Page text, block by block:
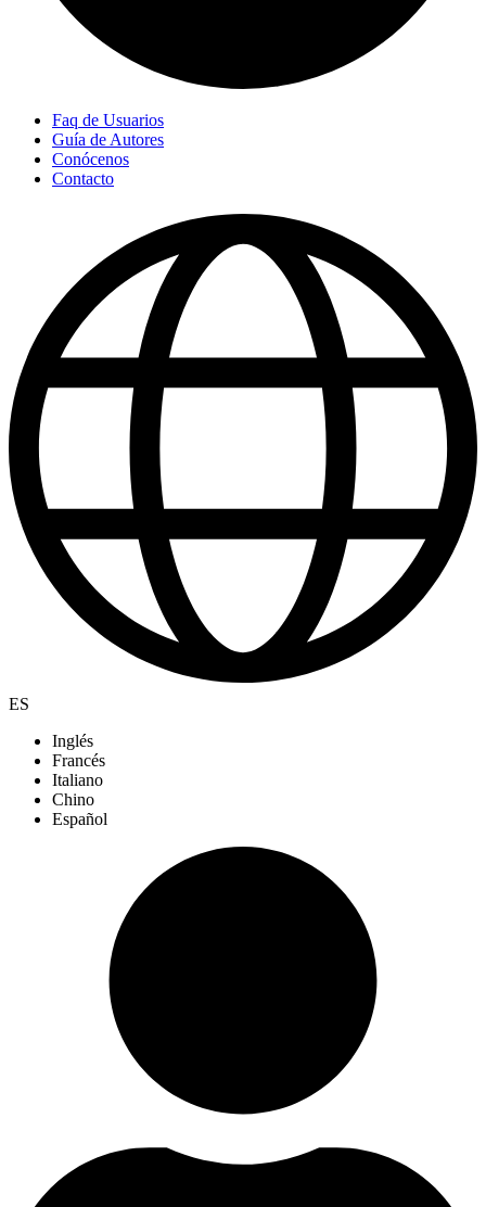
Faq de Usuarios
Guía de Autores
Conócenos
Contacto
ES
Inglés
Francés
Italiano
Chino
Español